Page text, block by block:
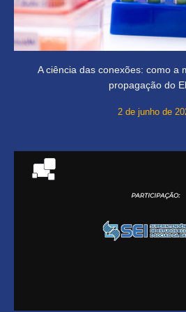
A ciência das conexões: como a
propagação do
2 de junho de